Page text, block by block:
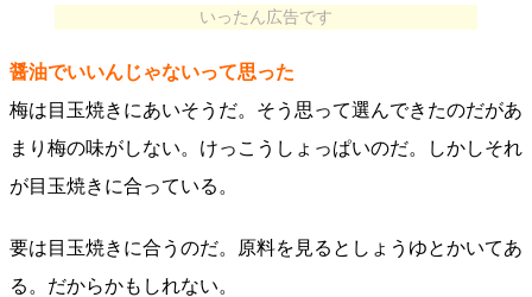
いったん広告です
醤油でいいんじゃないって思った
梅は目玉焼きにあいそうだ。そう思って選んできたのだがあ
まり梅の味がしない。けっこうしょっぱいのだ。しかしそれ
が目玉焼きに合っている。
要は目玉焼きに合うのだ。原料を見るとしょうゆとかいてあ
る。だからかもしれない。